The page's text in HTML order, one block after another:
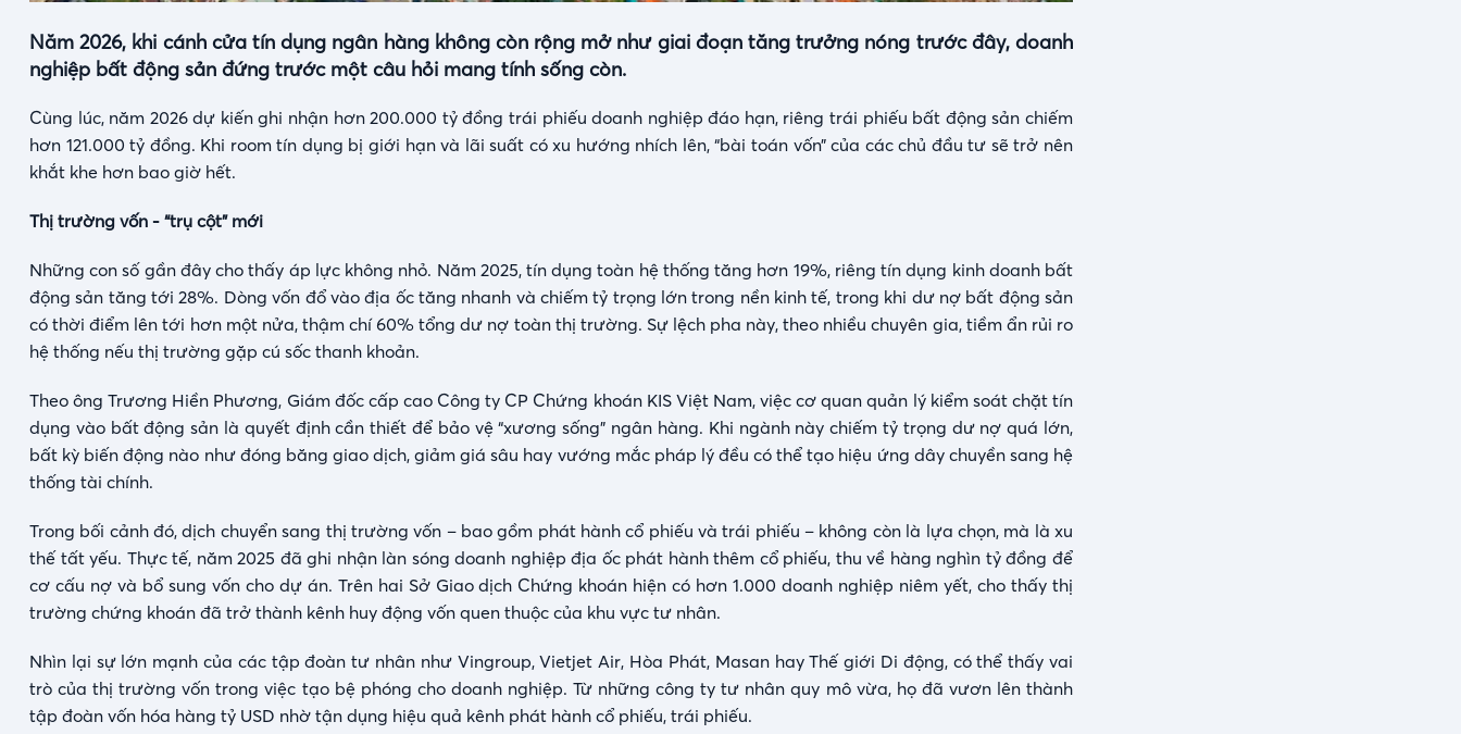
Năm 2026, khi cánh cửa tín dụng ngân hàng không còn rộng mở như giai đoạn tăng trưởng nóng trước đây, doanh
nghiệp bất động sản đứng trước một câu hỏi mang tính sống còn.
Cùng lúc, năm 2026 dự kiến ghi nhận hơn 200.000 tỷ đồng trái phiếu doanh nghiệp đáo hạn, riêng trái phiếu bất động sản chiếm
hơn 121.000 tỷ đồng. Khi room tín dụng bị giới hạn và lãi suất có xu hướng nhích lên, “bài toán vốn” của các chủ đầu tư sẽ trở nên
khắt khe hơn bao giờ hết.
Thị trường vốn - “trụ cột” mới
Những con số gần đây cho thấy áp lực không nhỏ. Năm 2025, tín dụng toàn hệ thống tăng hơn 19%, riêng tín dụng kinh doanh bất
động sản tăng tới 28%. Dòng vốn đổ vào địa ốc tăng nhanh và chiếm tỷ trọng lớn trong nền kinh tế, trong khi dư nợ bất động sản
có thời điểm lên tới hơn một nửa, thậm chí 60% tổng dư nợ toàn thị trường. Sự lệch pha này, theo nhiều chuyên gia, tiềm ẩn rủi ro
hệ thống nếu thị trường gặp cú sốc thanh khoản.
Theo ông Trương Hiền Phương, Giám đốc cấp cao Công ty CP Chứng khoán KIS Việt Nam, việc cơ quan quản lý kiểm soát chặt tín
dụng vào bất động sản là quyết định cần thiết để bảo vệ “xương sống” ngân hàng. Khi ngành này chiếm tỷ trọng dư nợ quá lớn,
bất kỳ biến động nào như đóng băng giao dịch, giảm giá sâu hay vướng mắc pháp lý đều có thể tạo hiệu ứng dây chuyền sang hệ
thống tài chính.
Trong bối cảnh đó, dịch chuyển sang thị trường vốn – bao gồm phát hành cổ phiếu và trái phiếu – không còn là lựa chọn, mà là xu
thế tất yếu. Thực tế, năm 2025 đã ghi nhận làn sóng doanh nghiệp địa ốc phát hành thêm cổ phiếu, thu về hàng nghìn tỷ đồng để
cơ cấu nợ và bổ sung vốn cho dự án. Trên hai Sở Giao dịch Chứng khoán hiện có hơn 1.000 doanh nghiệp niêm yết, cho thấy thị
trường chứng khoán đã trở thành kênh huy động vốn quen thuộc của khu vực tư nhân.
Nhìn lại sự lớn mạnh của các tập đoàn tư nhân như Vingroup, Vietjet Air, Hòa Phát, Masan hay Thế giới Di động, có thể thấy vai
trò của thị trường vốn trong việc tạo bệ phóng cho doanh nghiệp. Từ những công ty tư nhân quy mô vừa, họ đã vươn lên thành
tập đoàn vốn hóa hàng tỷ USD nhờ tận dụng hiệu quả kênh phát hành cổ phiếu, trái phiếu.